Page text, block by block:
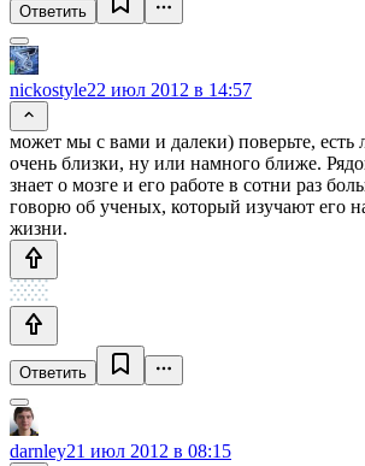
Ответить
nickostyle22 июл 2012 в 14:57
может мы с вами и далеки) поверьте, есть
очень близки, ну или намного ближе.
знает о мозге и его работе в сотни раз
говорю об ученых, который изучают его
жизни.
Ответить
darnley21 июл 2012 в 08:15